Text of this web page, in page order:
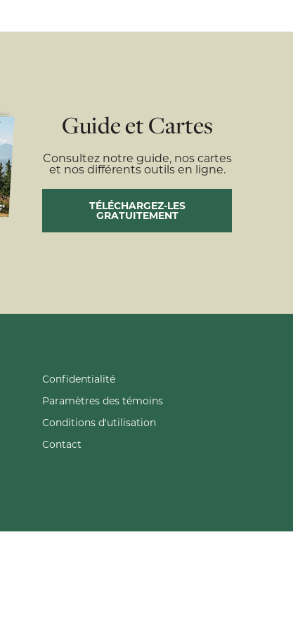
Guide et Cartes
Consultez notre guide, nos cartes
et nos différents outils en ligne.
TÉLÉCHARGEZ-LES
GRATUITEMENT
Confidentialité
Paramètres des témoins
Conditions d'utilisation
Contact